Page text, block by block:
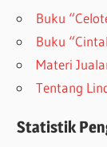
Buku
Buku
Materi
Tentang
Statistik